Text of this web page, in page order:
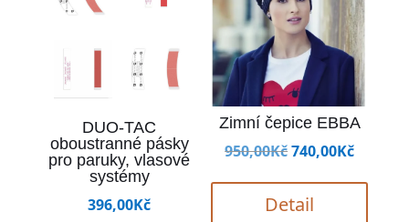
DUO-TAC
oboustranné pásky
pro paruky, vlasové
systémy
396,00Kč
Zimní čepice EBBA
950,00KčPůvodní
byla:
740,00Kč
Detail